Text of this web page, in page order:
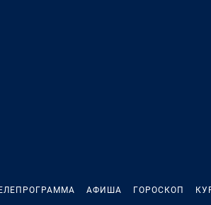
АФИША ГОРОСКОП